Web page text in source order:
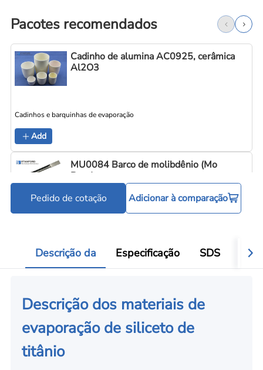
Pacotes recomendados
Cadinho de alumina AC0925, cerâmica
Al2O3
Cadinhos e barquinhas de evaporação
Add
MU0084 Barco de molibdênio (Mo
Boat)
Pedido de cotação Adicionar à comparação
Descrição da Especificação SDS
Descrição dos materiais de
evaporação de siliceto de
titânio